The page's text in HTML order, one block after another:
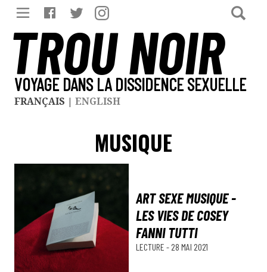
TROU NOIR
VOYAGE DANS LA DISSIDENCE SEXUELLE
FRANÇAIS | ENGLISH
MUSIQUE
ART SEXE MUSIQUE -
LES VIES DE COSEY
FANNI TUTTI
LECTURE - 28 MAI 2021